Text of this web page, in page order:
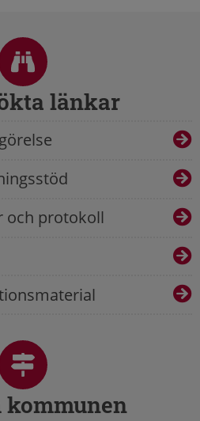
länkar
och protokoll
kommunen